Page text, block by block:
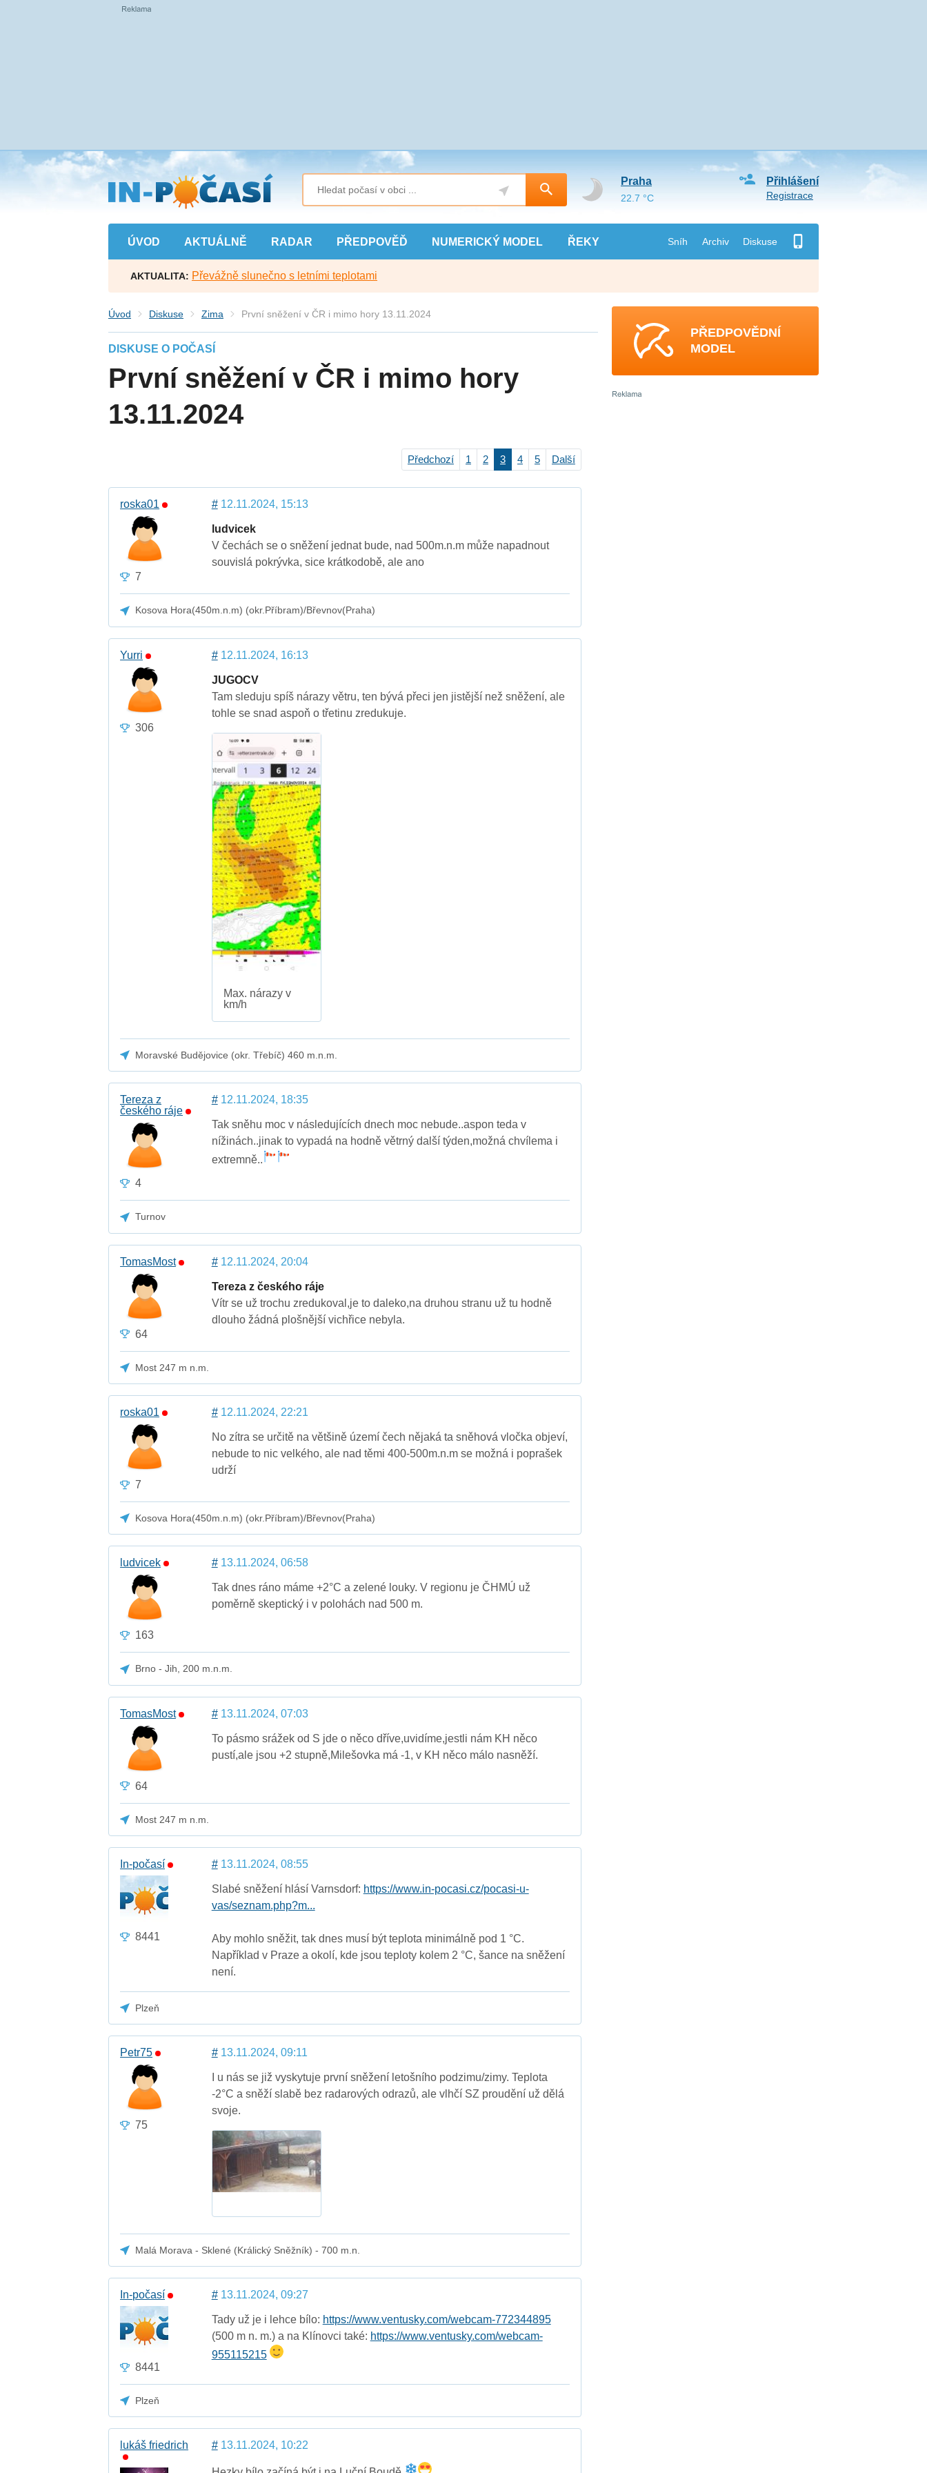
Přejít
na
hlavní
obsah
ÚVOD AKTUÁLNĚ RADAR PŘEDPOVĚĎ NUMERICKÝ MODEL ŘEKY Sníh Archiv Diskuse
Přihlášení
Registrace
Praha
22.7 °C
AKTUALITA: Převážně slunečno s letními teplotami
Úvod Diskuse Zima První sněžení v ČR i mimo hory 13.11.2024
DISKUSE O POČASÍ
První sněžení v ČR i mimo hory
13.11.2024
Předchozí 1 2 3 4 5 Další
roska01
7
#12.11.2024, 15:13
ludvicek
V čechách se o sněžení jednat bude, nad 500m.n.m může napadnout
souvislá pokrývka, sice krátkodobě, ale ano
Kosova Hora(450m.n.m) (okr.Příbram)/Břevnov(Praha)
Yurri
306
#12.11.2024, 16:13
JUGOCV
Tam sleduju spíš nárazy větru, ten bývá přeci jen jistější než sněžení, ale
tohle se snad aspoň o třetinu zredukuje.
Max. nárazy v
km/h
Moravské Budějovice (okr. Třebíč) 460 m.n.m.
Tereza z
českého ráje
4
#12.11.2024, 18:35
Tak sněhu moc v následujících dnech moc nebude..aspon teda v
nížinách..jinak to vypadá na hodně větrný další týden,možná chvílema i
extremně..
Turnov
TomasMost
64
#12.11.2024, 20:04
Tereza z českého ráje
Vítr se už trochu zredukoval,je to daleko,na druhou stranu už tu hodně
dlouho žádná plošnější vichřice nebyla.
Most 247 m n.m.
roska01
7
#12.11.2024, 22:21
No zítra se určitě na většině území čech nějaká ta sněhová vločka objeví,
nebude to nic velkého, ale nad těmi 400-500m.n.m se možná i poprašek
udrží
Kosova Hora(450m.n.m) (okr.Příbram)/Břevnov(Praha)
ludvicek
163
#13.11.2024, 06:58
Tak dnes ráno máme +2°C a zelené louky. V regionu je ČHMÚ už
poměrně skeptický i v polohách nad 500 m.
Brno - Jih, 200 m.n.m.
TomasMost
64
#13.11.2024, 07:03
To pásmo srážek od S jde o něco dříve,uvidíme,jestli nám KH něco
pustí,ale jsou +2 stupně,Milešovka má -1, v KH něco málo nasněží.
Most 247 m n.m.
In-počasí
8441
#13.11.2024, 08:55
Slabé sněžení hlásí Varnsdorf: https://www.in-pocasi.cz/pocasi-u-
vas/seznam.php?m...
Aby mohlo sněžit, tak dnes musí být teplota minimálně pod 1 °C.
Například v Praze a okolí, kde jsou teploty kolem 2 °C, šance na sněžení
není.
Plzeň
Petr75
75
#13.11.2024, 09:11
I u nás se již vyskytuje první sněžení letošního podzimu/zimy. Teplota
-2°C a sněží slabě bez radarových odrazů, ale vlhčí SZ proudění už dělá
svoje.
Malá Morava - Sklené (Králický Sněžník) - 700 m.n.
In-počasí
8441
#13.11.2024, 09:27
Tady už je i lehce bílo: https://www.ventusky.com/webcam-772344895
(500 m n. m.) a na Klínovci také: https://www.ventusky.com/webcam-
955115215
Plzeň
lukáš friedrich #13.11.2024, 10:22
PŘEDPOVĚDNÍ
MODEL